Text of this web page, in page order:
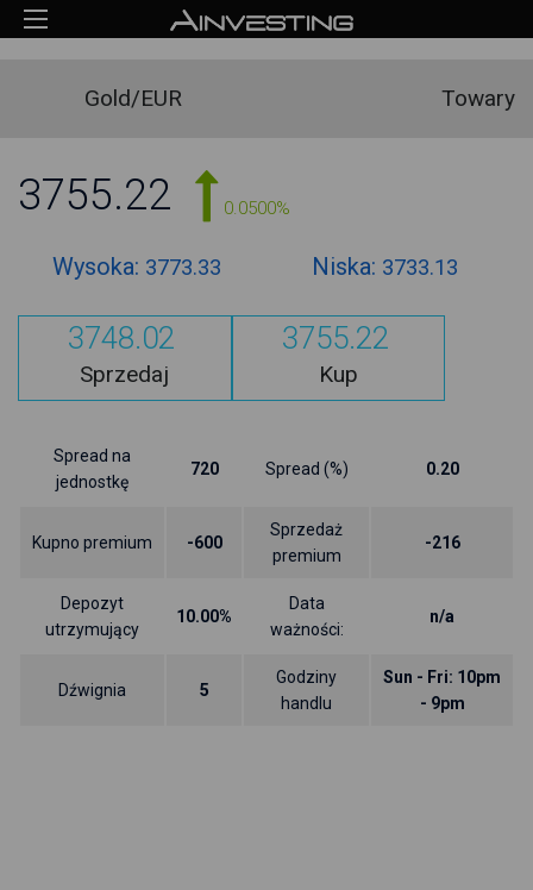
Gold/EUR Towary
3755.22 0.0500%
Wysoka: 3773.33 Niska: 3733.13
3748.02
Sprzedaj
3755.22
Kup
Spread na
jednostkę
720 Spread (%) 0.20
Kupno premium -600
Sprzedaż
premium
-216
Depozyt
utrzymujący
10.00%
Data
ważności:
n/a
Dźwignia 5
Godziny
handlu
Sun - Fri: 10pm
- 9pm